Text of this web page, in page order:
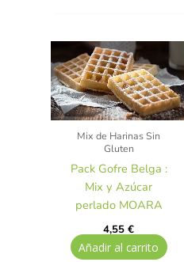
Mix de Harinas Sin
Gluten
Pack Gofre Belga :
Mix y Azúcar
perlado MOARA
4,55€
Añadir al carrito